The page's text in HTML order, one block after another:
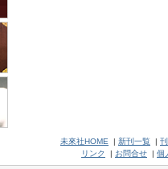
未來社HOME | 新刊一覧 |
リンク
| お問合せ | 個